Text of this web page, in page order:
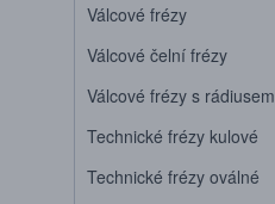
Válcové frézy
Válcové čelní frézy
Válcové frézy s rádiusem
Technické frézy kulové
Technické frézy oválné